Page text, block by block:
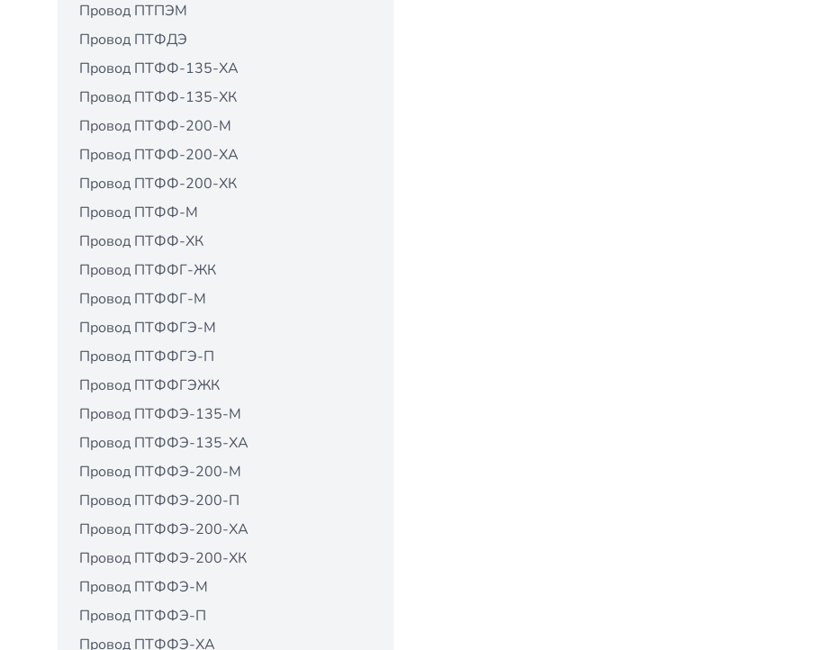
Провод ПТПЭМ
Провод ПТФДЭ
Провод ПТФФ-135-ХА
Провод ПТФФ-135-ХК
Провод ПТФФ-200-М
Провод ПТФФ-200-ХА
Провод ПТФФ-200-ХК
Провод ПТФФ-М
Провод ПТФФ-ХК
Провод ПТФФГ-ЖК
Провод ПТФФГ-М
Провод ПТФФГЭ-М
Провод ПТФФГЭ-П
Провод ПТФФГЭЖК
Провод ПТФФЭ-135-М
Провод ПТФФЭ-135-ХА
Провод ПТФФЭ-200-М
Провод ПТФФЭ-200-П
Провод ПТФФЭ-200-ХА
Провод ПТФФЭ-200-ХК
Провод ПТФФЭ-М
Провод ПТФФЭ-П
Провод ПТФФЭ-ХА